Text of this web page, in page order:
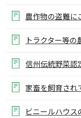
農作物の盗難に
トラクター等の
信州伝統野菜認
家畜を飼育され
ビニールハウス